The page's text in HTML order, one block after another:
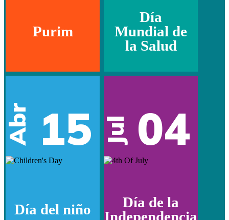
Purim
Día
Mundial de
la Salud
Abr 15
Día del niño
Jul 04
Día de la
Independencia